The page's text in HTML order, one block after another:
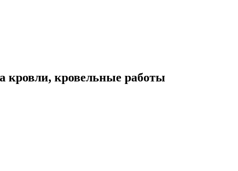
кровли, кровельные работы